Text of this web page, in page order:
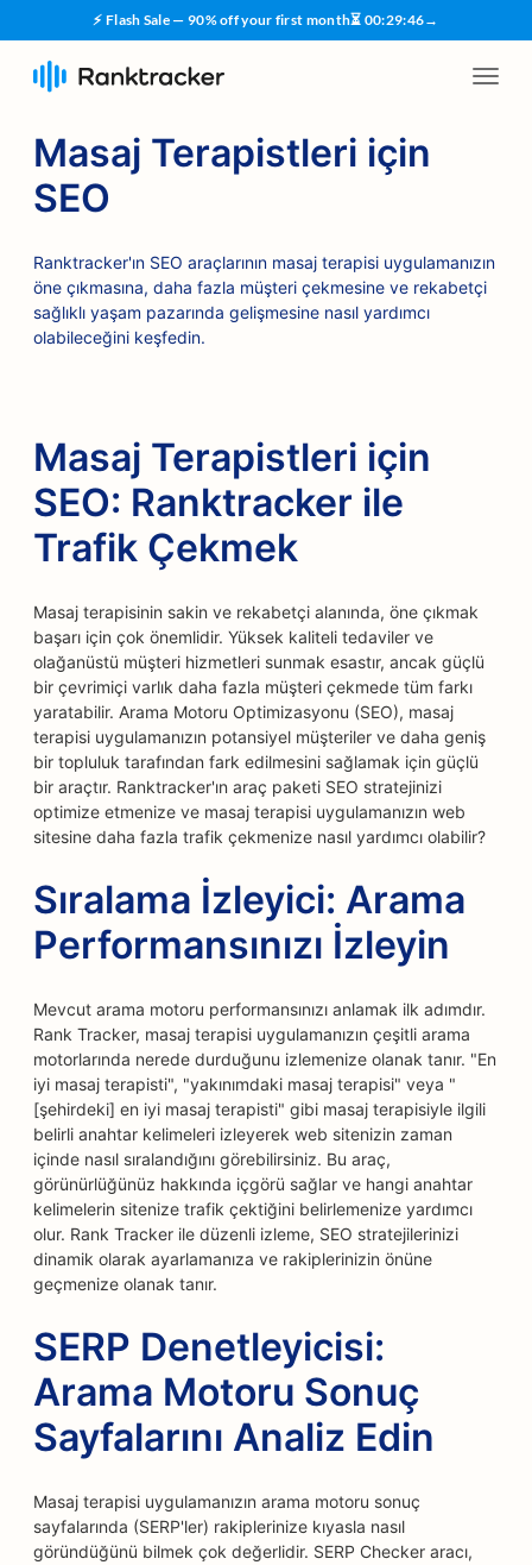
⚡ Flash Sale — 90% off your first month⏳ 00:29:45→
Masaj Terapistleri için
SEO
Ranktracker'ın SEO araçlarının masaj terapisi uygulamanızın
öne çıkmasına, daha fazla müşteri çekmesine ve rekabetçi
sağlıklı yaşam pazarında gelişmesine nasıl yardımcı
olabileceğini keşfedin.
Masaj Terapistleri için
SEO: Ranktracker ile
Trafik Çekmek
Masaj terapisinin sakin ve rekabetçi alanında, öne çıkmak
başarı için çok önemlidir. Yüksek kaliteli tedaviler ve
olağanüstü müşteri hizmetleri sunmak esastır, ancak güçlü
bir çevrimiçi varlık daha fazla müşteri çekmede tüm farkı
yaratabilir. Arama Motoru Optimizasyonu (SEO), masaj
terapisi uygulamanızın potansiyel müşteriler ve daha geniş
bir topluluk tarafından fark edilmesini sağlamak için güçlü
bir araçtır. Ranktracker'ın araç paketi SEO stratejinizi
optimize etmenize ve masaj terapisi uygulamanızın web
sitesine daha fazla trafik çekmenize nasıl yardımcı olabilir?
Sıralama İzleyici: Arama
Performansınızı İzleyin
Mevcut arama motoru performansınızı anlamak ilk adımdır.
Rank Tracker, masaj terapisi uygulamanızın çeşitli arama
motorlarında nerede durduğunu izlemenize olanak tanır. "En
iyi masaj terapisti", "yakınımdaki masaj terapisi" veya "
[şehirdeki] en iyi masaj terapisti" gibi masaj terapisiyle ilgili
belirli anahtar kelimeleri izleyerek web sitenizin zaman
içinde nasıl sıralandığını görebilirsiniz. Bu araç,
görünürlüğünüz hakkında içgörü sağlar ve hangi anahtar
kelimelerin sitenize trafik çektiğini belirlemenize yardımcı
olur. Rank Tracker ile düzenli izleme, SEO stratejilerinizi
dinamik olarak ayarlamanıza ve rakiplerinizin önüne
geçmenize olanak tanır.
SERP Denetleyicisi:
Arama Motoru Sonuç
Sayfalarını Analiz Edin
Masaj terapisi uygulamanızın arama motoru sonuç
sayfalarında (SERP'ler) rakiplerinize kıyasla nasıl
göründüğünü bilmek çok değerlidir. SERP Checker aracı,